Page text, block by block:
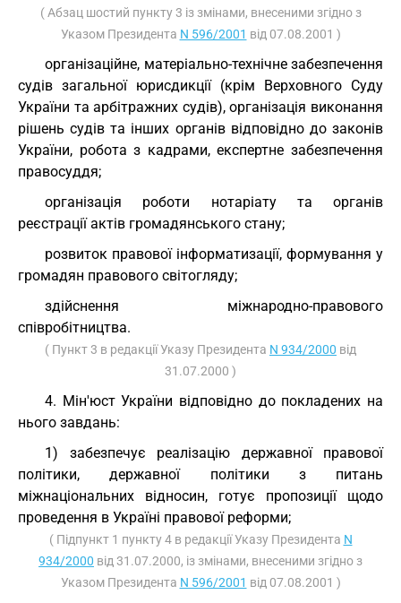
( Абзац шостий пункту 3 із змінами, внесеними згідно з
Указом Президента N 596/2001 від 07.08.2001 )
організаційне, матеріально-технічне забезпечення
судів загальної юрисдикції (крім Верховного Суду
України та арбітражних судів), організація виконання
рішень судів та інших органів відповідно до законів
України, робота з кадрами, експертне забезпечення
правосуддя;
організація роботи нотаріату та органів
реєстрації актів громадянського стану;
розвиток правової інформатизації, формування у
громадян правового світогляду;
здійснення міжнародно-правового
співробітництва.
( Пункт 3 в редакції Указу Президента N 934/2000 від
31.07.2000 )
4. Мін'юст України відповідно до покладених на
нього завдань:
1) забезпечує реалізацію державної правової
політики, державної політики з питань
міжнаціональних відносин, готує пропозиції щодо
проведення в Україні правової реформи;
( Підпункт 1 пункту 4 в редакції Указу Президента N
934/2000 від 31.07.2000, із змінами, внесеними згідно з
Указом Президента N 596/2001 від 07.08.2001 )